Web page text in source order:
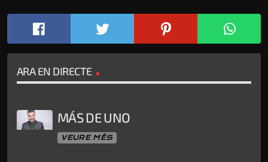
ARA EN DIRECTE
MÁS DE UNO
VEURE MÉS